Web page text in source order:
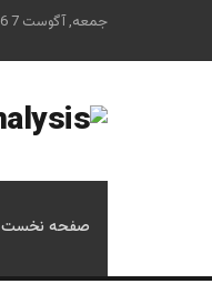
جمعه, آگوست 7 2026
صفحه نخست